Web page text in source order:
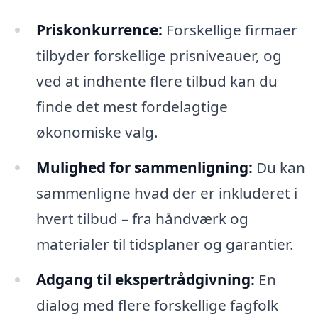
Priskonkurrence: Forskellige firmaer
tilbyder forskellige prisniveauer, og
ved at indhente flere tilbud kan du
finde det mest fordelagtige
økonomiske valg.
Mulighed for sammenligning: Du kan
sammenligne hvad der er inkluderet i
hvert tilbud – fra håndværk og
materialer til tidsplaner og garantier.
Adgang til ekspertrådgivning: En
dialog med flere forskellige fagfolk